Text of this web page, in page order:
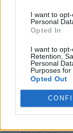
I want to
Personal
Opted In
I want to
Retention,
Personal
Purposes for
Opted Out
TI